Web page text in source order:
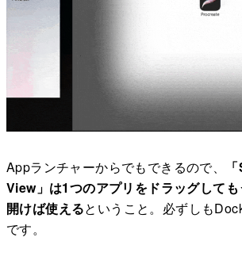
Appランチャーからでもできるので、
View」は1つのアプリをドラッグして
開けば使えるということ。必ずしも
です。